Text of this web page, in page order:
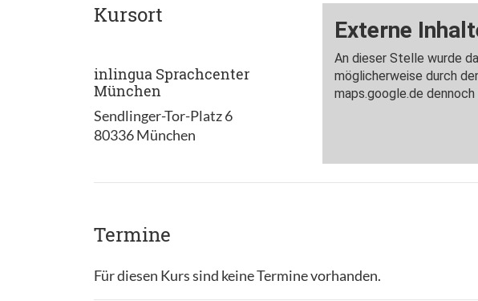
Kursort
inlingua Sprachcenter
München
Sendlinger-Tor-Platz 6
80336 München
Termine
Für diesen Kurs sind keine Termine vorhanden.